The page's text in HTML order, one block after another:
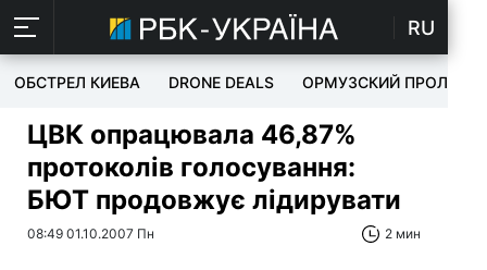
RU
ОБСТРЕЛ КИЕВА DRONE DEALS ОРМУЗСКИЙ ПРОЛИВ
ЦВК опрацювала 46,87%
протоколів голосування:
БЮТ продовжує лідирувати
08:49 01.10.2007 Пн 2 мин